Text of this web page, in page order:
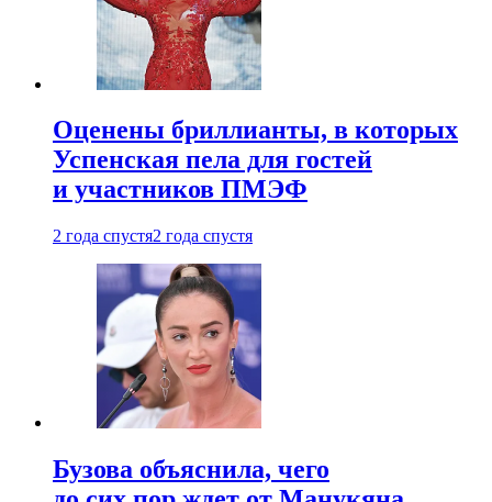
Оценены бриллианты, в которых
Успенская пела для гостей
и участников ПМЭФ
2 года спустя2 года спустя
Бузова объяснила, чего